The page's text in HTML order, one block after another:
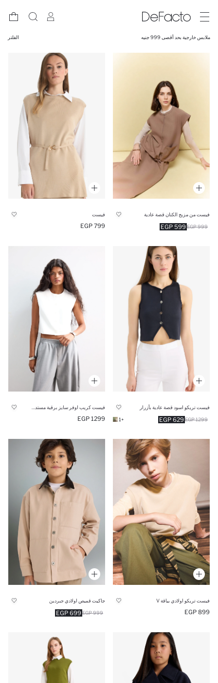
ملابس خارجية بحد أقصى 999 جنيه الفلتر
فيست من مزيج الكتان قصة عادية
599 EGP 999 EGP
فيست
799 EGP
فيست تريكو اسود قصة عادية بأزرار
629 EGP 1299 EGP
+1
1299 EGP
فيست تريكو اولادي بياقة V
899 EGP
جاكيت قميص اولادي جبردين
699 EGP 999 EGP